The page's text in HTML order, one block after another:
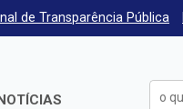
de Transparência Pública